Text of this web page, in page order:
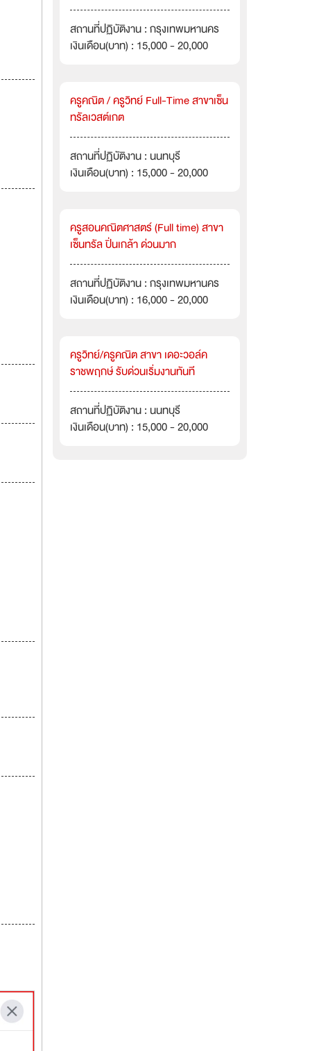
สถานที่ปฏิบัติงาน : กรุงเทพมหานคร
เงินเดือน(บาท) : 15,000 - 20,000
ครูคณิต / ครูวิทย์ Full-Time สาขาเซ็น
ทรัลเวสต์เกต
สถานที่ปฏิบัติงาน : นนทบุรี
เงินเดือน(บาท) : 15,000 - 20,000
ครูสอนคณิตศาสตร์ (Full time) สาขา
เซ็นทรัล ปิ่นเกล้า ด่วนมาก
สถานที่ปฏิบัติงาน : กรุงเทพมหานคร
เงินเดือน(บาท) : 16,000 - 20,000
ครูวิทย์/ครูคณิต สาขา เดอะวอล์ค
ราชพฤกษ์ รับด่วนเริ่มงานทันที
สถานที่ปฏิบัติงาน : นนทบุรี
เงินเดือน(บาท) : 15,000 - 20,000